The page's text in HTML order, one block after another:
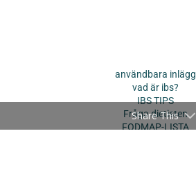
användbara inlägg
vad är ibs?
IBS TIPS
Fråga dietisten
FODMAP-LISTA
Share This